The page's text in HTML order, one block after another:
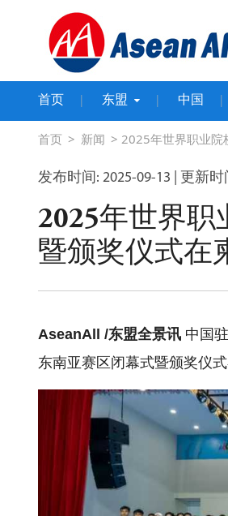
首页 东盟 中国
首页 > 新闻 > 2025年世界职业院
发布时间: 2025-09-13 | 更新
2025年世界
暨颁奖仪式在
AseanAll /东盟全景讯 中国
东南亚赛区闭幕式暨颁奖仪